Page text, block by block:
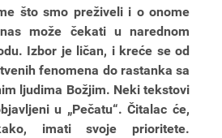
što smo preživeli i o onome
može čekati u narednom
Izbor je ličan, i kreće se od
fenomena do rastanka sa
ljudima Božjim. Neki tekstovi
u „Pečatu“. Čitalac će,
imati svoje prioritete.